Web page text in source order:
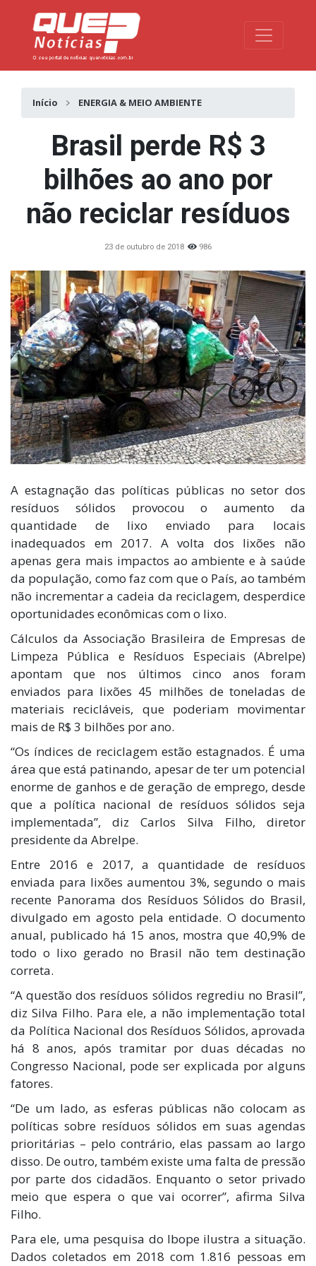
Toggle
Início ENERGIA & MEIO AMBIENTE
Brasil perde R$ 3
bilhões ao ano por
não reciclar resíduos
23 de outubro de 2018 986
A estagnação das políticas públicas no setor dos
resíduos sólidos provocou o aumento da
quantidade de lixo enviado para locais
inadequados em 2017. A volta dos lixões não
apenas gera mais impactos ao ambiente e à saúde
da população, como faz com que o País, ao também
não incrementar a cadeia da reciclagem, desperdice
oportunidades econômicas com o lixo.
Cálculos da Associação Brasileira de Empresas de
Limpeza Pública e Resíduos Especiais (Abrelpe)
apontam que nos últimos cinco anos foram
enviados para lixões 45 milhões de toneladas de
materiais recicláveis, que poderiam movimentar
mais de R$ 3 bilhões por ano.
“Os índices de reciclagem estão estagnados. É uma
área que está patinando, apesar de ter um potencial
enorme de ganhos e de geração de emprego, desde
que a política nacional de resíduos sólidos seja
implementada”, diz Carlos Silva Filho, diretor
presidente da Abrelpe.
Entre 2016 e 2017, a quantidade de resíduos
enviada para lixões aumentou 3%, segundo o mais
recente Panorama dos Resíduos Sólidos do Brasil,
divulgado em agosto pela entidade. O documento
anual, publicado há 15 anos, mostra que 40,9% de
todo o lixo gerado no Brasil não tem destinação
correta.
“A questão dos resíduos sólidos regrediu no Brasil”,
diz Silva Filho. Para ele, a não implementação total
da Política Nacional dos Resíduos Sólidos, aprovada
há 8 anos, após tramitar por duas décadas no
Congresso Nacional, pode ser explicada por alguns
fatores.
“De um lado, as esferas públicas não colocam as
políticas sobre resíduos sólidos em suas agendas
prioritárias – pelo contrário, elas passam ao largo
disso. De outro, também existe uma falta de pressão
por parte dos cidadãos. Enquanto o setor privado
meio que espera o que vai ocorrer”, afirma Silva
Filho.
Para ele, uma pesquisa do Ibope ilustra a situação.
Dados coletados em 2018 com 1.816 pessoas em